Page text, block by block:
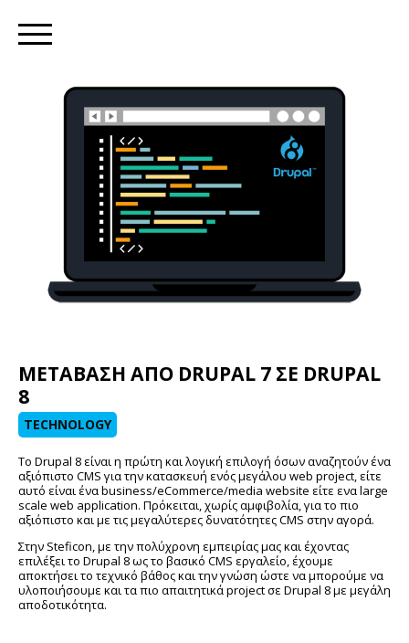
to
content
ΜΕΤΑΒΑΣΗ ΑΠΟ DRUPAL 7 ΣΕ DRUPAL
8
TECHNOLOGY
Το Drupal 8 είναι η πρώτη και λογική επιλογή όσων αναζητούν ένα
αξιόπιστο CMS για την κατασκευή ενός μεγάλου web project, είτε
αυτό είναι ένα business/eCommerce/media website είτε ενα large
scale web application. Πρόκειται, χωρίς αμφιβολία, για το πιο
αξιόπιστο και με τις μεγαλύτερες δυνατότητες CMS στην αγορά.
Στην Steficon, με την πολύχρονη εμπειρίας μας και έχοντας
επιλέξει το Drupal 8 ως το βασικό CMS εργαλείο, έχουμε
αποκτήσει το τεχνικό βάθος και την γνώση ώστε να μπορούμε να
υλοποιήσουμε και τα πιο απαιτητικά project σε Drupal 8 με μεγάλη
αποδοτικότητα.